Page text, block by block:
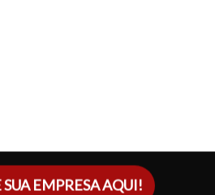
EMPRESA AQUI!